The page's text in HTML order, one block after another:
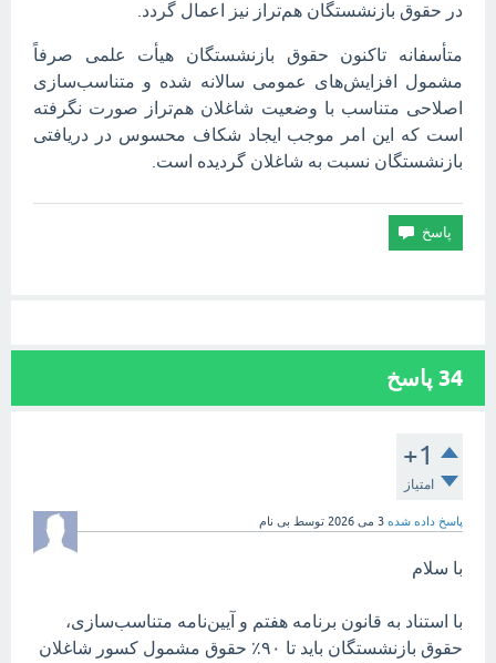
در حقوق بازنشستگان هم‌تراز نیز اعمال گردد.
متأسفانه تاکنون حقوق بازنشستگان هیأت علمی صرفاً
مشمول افزایش‌های عمومی سالانه شده و متناسب‌سازی
اصلاحی متناسب با وضعیت شاغلان هم‌تراز صورت نگرفته
است که این امر موجب ایجاد شکاف محسوس در دریافتی
بازنشستگان نسبت به شاغلان گردیده است.
34 پاسخ
+1
امتیاز
پاسخ داده شده 3 می 2026 توسط بی نام
با سلام
با استناد به قانون برنامه هفتم و آیین‌نامه متناسب‌سازی،
حقوق بازنشستگان باید تا ۹۰٪ حقوق مشمول کسور شاغلان